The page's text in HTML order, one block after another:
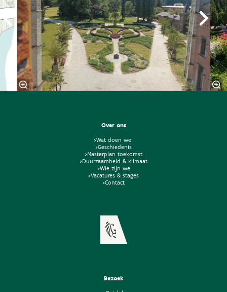
Over ons
>Wat doen we
>Geschiedenis
>Masterplan toekomst
>Duurzaamheid & klimaat
>Wie zijn we
>Vacatures & stages
>Contact
Bezoek